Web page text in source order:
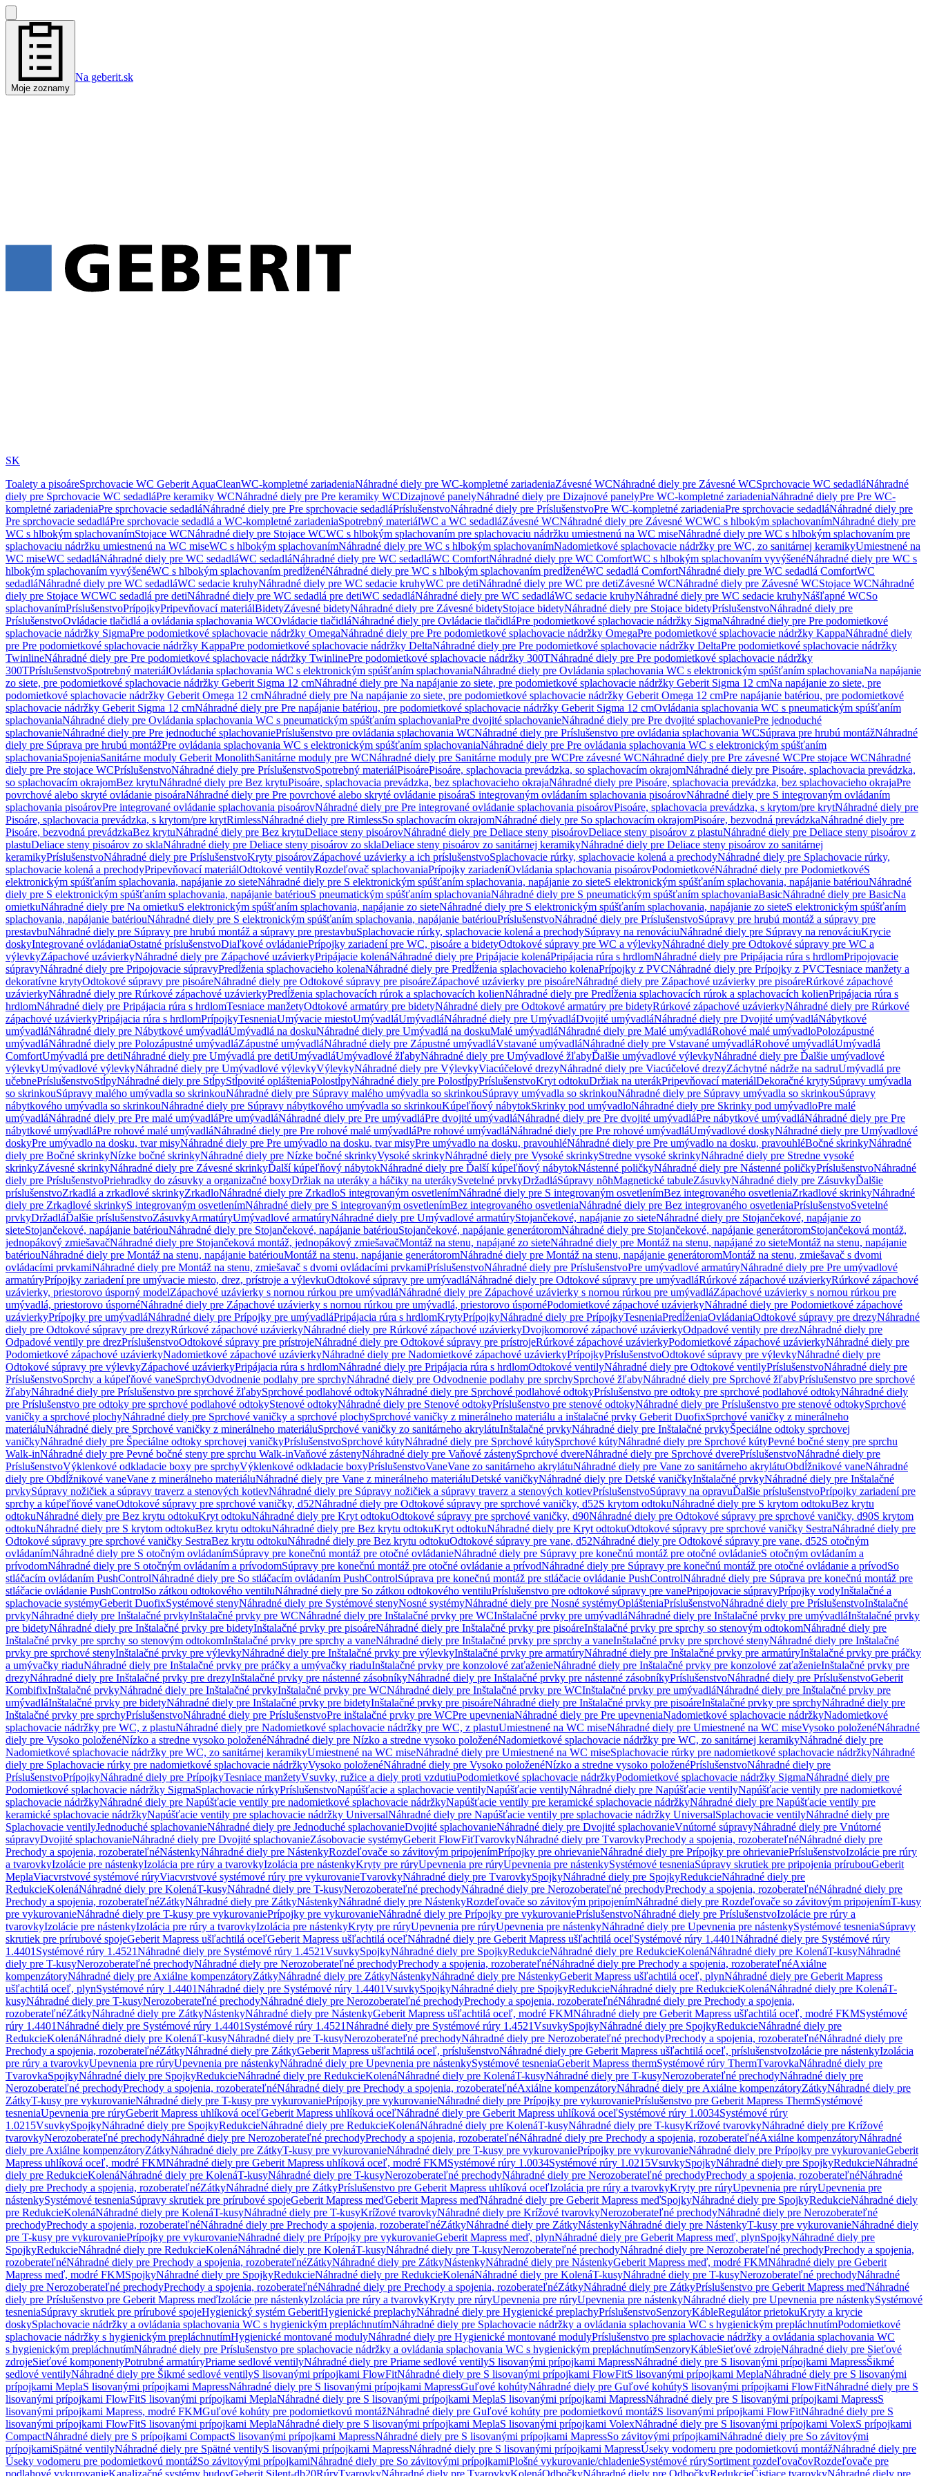
Moje zoznamy
Na geberit.sk
SK
Toalety a pisoáreSprchovacie WC Geberit AquaCleanWC-kompletné zariadeniaNáhradné diely pre WC-kompletné zariadeniaZávesné WCNáhradné diely pre Závesné WCSprchovacie WC sedadláNáhradné
diely pre Sprchovacie WC sedadláPre keramiky WCNáhradné diely pre Pre keramiky WCDizajnové panelyNáhradné diely pre Dizajnové panelyPre WC-kompletné zariadeniaNáhradné diely pre Pre WC-
kompletné zariadeniaPre sprchovacie sedadláNáhradné diely pre Pre sprchovacie sedadláPríslušenstvoNáhradné diely pre PríslušenstvoPre WC-kompletné zariadeniaPre sprchovacie sedadláNáhradné diely pre
Pre sprchovacie sedadláPre sprchovacie sedadlá a WC-kompletné zariadeniaSpotrebný materiálWC a WC sedadláZávesné WCNáhradné diely pre Závesné WCWC s hlbokým splachovanímNáhradné diely pre
WC s hlbokým splachovanímStojace WCNáhradné diely pre Stojace WCWC s hlbokým splachovaním pre splachovaciu nádržku umiestnenú na WC miseNáhradné diely pre WC s hlbokým splachovaním pre
splachovaciu nádržku umiestnenú na WC miseWC s hlbokým splachovanímNáhradné diely pre WC s hlbokým splachovanímNadomietkové splachovacie nádržky pre WC, zo sanitárnej keramikyUmiestnené na
WC miseWC sedadláNáhradné diely pre WC sedadláWC sedadláNáhradné diely pre WC sedadláWC ComfortNáhradné diely pre WC ComfortWC s hlbokým splachovaním vyvýšenéNáhradné diely pre WC s
hlbokým splachovaním vyvýšenéWC s hlbokým splachovaním predĺženéNáhradné diely pre WC s hlbokým splachovaním predĺženéWC sedadlá ComfortNáhradné diely pre WC sedadlá ComfortWC
sedadláNáhradné diely pre WC sedadláWC sedacie kruhyNáhradné diely pre WC sedacie kruhyWC pre detiNáhradné diely pre WC pre detiZávesné WCNáhradné diely pre Závesné WCStojace WCNáhradné
diely pre Stojace WCWC sedadlá pre detiNáhradné diely pre WC sedadlá pre detiWC sedadláNáhradné diely pre WC sedadláWC sedacie kruhyNáhradné diely pre WC sedacie kruhyNášľapné WCSo
splachovanímPríslušenstvoPrípojkyPripevňovací materiálBidetyZávesné bidetyNáhradné diely pre Závesné bidetyStojace bidetyNáhradné diely pre Stojace bidetyPríslušenstvoNáhradné diely pre
PríslušenstvoOvládacie tlačidlá a ovládania splachovania WCOvládacie tlačidláNáhradné diely pre Ovládacie tlačidláPre podomietkové splachovacie nádržky SigmaNáhradné diely pre Pre podomietkové
splachovacie nádržky SigmaPre podomietkové splachovacie nádržky OmegaNáhradné diely pre Pre podomietkové splachovacie nádržky OmegaPre podomietkové splachovacie nádržky KappaNáhradné diely
pre Pre podomietkové splachovacie nádržky KappaPre podomietkové splachovacie nádržky DeltaNáhradné diely pre Pre podomietkové splachovacie nádržky DeltaPre podomietkové splachovacie nádržky
TwinlineNáhradné diely pre Pre podomietkové splachovacie nádržky TwinlinePre podomietkové splachovacie nádržky 300TNáhradné diely pre Pre podomietkové splachovacie nádržky
300TPríslušenstvoSpotrebný materiálOvládania splachovania WC s elektronickým spúšťaním splachovaniaNáhradné diely pre Ovládania splachovania WC s elektronickým spúšťaním splachovaniaNa napájanie
zo siete, pre podomietkové splachovacie nádržky Geberit Sigma 12 cmNáhradné diely pre Na napájanie zo siete, pre podomietkové splachovacie nádržky Geberit Sigma 12 cmNa napájanie zo siete, pre
podomietkové splachovacie nádržky Geberit Omega 12 cmNáhradné diely pre Na napájanie zo siete, pre podomietkové splachovacie nádržky Geberit Omega 12 cmPre napájanie batériou, pre podomietkové
splachovacie nádržky Geberit Sigma 12 cmNáhradné diely pre Pre napájanie batériou, pre podomietkové splachovacie nádržky Geberit Sigma 12 cmOvládania splachovania WC s pneumatickým spúšťaním
splachovaniaNáhradné diely pre Ovládania splachovania WC s pneumatickým spúšťaním splachovaniaPre dvojité splachovanieNáhradné diely pre Pre dvojité splachovaniePre jednoduché
splachovanieNáhradné diely pre Pre jednoduché splachovaniePríslušenstvo pre ovládania splachovania WCNáhradné diely pre Príslušenstvo pre ovládania splachovania WCSúprava pre hrubú montážNáhradné
diely pre Súprava pre hrubú montážPre ovládania splachovania WC s elektronickým spúšťaním splachovaniaNáhradné diely pre Pre ovládania splachovania WC s elektronickým spúšťaním
splachovaniaSpojeniaSanitárne moduly Geberit MonolithSanitárne moduly pre WCNáhradné diely pre Sanitárne moduly pre WCPre závesné WCNáhradné diely pre Pre závesné WCPre stojace WCNáhradné
diely pre Pre stojace WCPríslušenstvoNáhradné diely pre PríslušenstvoSpotrebný materiálPisoárePisoáre, splachovacia prevádzka, so splachovacím okrajomNáhradné diely pre Pisoáre, splachovacia prevádzka,
so splachovacím okrajomBez krytuNáhradné diely pre Bez krytuPisoáre, splachovacia prevádzka, bez splachovacieho okrajaNáhradné diely pre Pisoáre, splachovacia prevádzka, bez splachovacieho okrajaPre
povrchové alebo skryté ovládanie pisoáraNáhradné diely pre Pre povrchové alebo skryté ovládanie pisoáraS integrovaným ovládaním splachovania pisoárovNáhradné diely pre S integrovaným ovládaním
splachovania pisoárovPre integrované ovládanie splachovania pisoárovNáhradné diely pre Pre integrované ovládanie splachovania pisoárovPisoáre, splachovacia prevádzka, s krytom/pre krytNáhradné diely pre
Pisoáre, splachovacia prevádzka, s krytom/pre krytRimlessNáhradné diely pre RimlessSo splachovacím okrajomNáhradné diely pre So splachovacím okrajomPisoáre, bezvodná prevádzkaNáhradné diely pre
Pisoáre, bezvodná prevádzkaBez krytuNáhradné diely pre Bez krytuDeliace steny pisoárovNáhradné diely pre Deliace steny pisoárovDeliace steny pisoárov z plastuNáhradné diely pre Deliace steny pisoárov z
plastuDeliace steny pisoárov zo sklaNáhradné diely pre Deliace steny pisoárov zo sklaDeliace steny pisoárov zo sanitárnej keramikyNáhradné diely pre Deliace steny pisoárov zo sanitárnej
keramikyPríslušenstvoNáhradné diely pre PríslušenstvoKryty pisoárovZápachové uzávierky a ich príslušenstvoSplachovacie rúrky, splachovacie kolená a prechodyNáhradné diely pre Splachovacie rúrky,
splachovacie kolená a prechodyPripevňovací materiálOdtokové ventilyRozdeľovač splachovaniaPrípojky zariadeníOvládania splachovania pisoárovPodomietkovéNáhradné diely pre PodomietkovéS
elektronickým spúšťaním splachovania, napájanie zo sieteNáhradné diely pre S elektronickým spúšťaním splachovania, napájanie zo sieteS elektronickým spúšťaním splachovania, napájanie batériouNáhradné
diely pre S elektronickým spúšťaním splachovania, napájanie batériouS pneumatickým spúšťaním splachovaniaNáhradné diely pre S pneumatickým spúšťaním splachovaniaBasicNáhradné diely pre BasicNa
omietkuNáhradné diely pre Na omietkuS elektronickým spúšťaním splachovania, napájanie zo sieteNáhradné diely pre S elektronickým spúšťaním splachovania, napájanie zo sieteS elektronickým spúšťaním
splachovania, napájanie batériouNáhradné diely pre S elektronickým spúšťaním splachovania, napájanie batériouPríslušenstvoNáhradné diely pre PríslušenstvoSúpravy pre hrubú montáž a súpravy pre
prestavbuNáhradné diely pre Súpravy pre hrubú montáž a súpravy pre prestavbuSplachovacie rúrky, splachovacie kolená a prechodySúpravy na renováciuNáhradné diely pre Súpravy na renováciuKrycie
doskyIntegrované ovládaniaOstatné príslušenstvoDiaľkové ovládaniePrípojky zariadení pre WC, pisoáre a bidetyOdtokové súpravy pre WC a výlevkyNáhradné diely pre Odtokové súpravy pre WC a
výlevkyZápachové uzávierkyNáhradné diely pre Zápachové uzávierkyPripájacie kolenáNáhradné diely pre Pripájacie kolenáPripájacia rúra s hrdlomNáhradné diely pre Pripájacia rúra s hrdlomPripojovacie
súpravyNáhradné diely pre Pripojovacie súpravyPredĺženia splachovacieho kolenaNáhradné diely pre Predĺženia splachovacieho kolenaPrípojky z PVCNáhradné diely pre Prípojky z PVCTesniace manžety a
dekoratívne krytyOdtokové súpravy pre pisoáreNáhradné diely pre Odtokové súpravy pre pisoáreZápachové uzávierky pre pisoáreNáhradné diely pre Zápachové uzávierky pre pisoáreRúrkové zápachové
uzávierkyNáhradné diely pre Rúrkové zápachové uzávierkyPredĺženia splachovacích rúrok a splachovacích kolienNáhradné diely pre Predĺženia splachovacích rúrok a splachovacích kolienPripájacia rúra s
hrdlomNáhradné diely pre Pripájacia rúra s hrdlomTesniace manžetyOdtokové armatúry pre bidetyNáhradné diely pre Odtokové armatúry pre bidetyRúrkové zápachové uzávierkyNáhradné diely pre Rúrkové
zápachové uzávierkyPripájacia rúra s hrdlomPrípojkyTesneniaUmývacie miestoUmývadláUmývadláNáhradné diely pre UmývadláDvojité umývadláNáhradné diely pre Dvojité umývadláNábytkové
umývadláNáhradné diely pre Nábytkové umývadláUmývadlá na doskuNáhradné diely pre Umývadlá na doskuMalé umývadláNáhradné diely pre Malé umývadláRohové malé umývadloPolozápustné
umývadláNáhradné diely pre Polozápustné umývadláZápustné umývadláNáhradné diely pre Zápustné umývadláVstavané umývadláNáhradné diely pre Vstavané umývadláRohové umývadláUmývadlá
ComfortUmývadlá pre detiNáhradné diely pre Umývadlá pre detiUmývadláUmývadlové žľabyNáhradné diely pre Umývadlové žľabyĎalšie umývadlové výlevkyNáhradné diely pre Ďalšie umývadlové
výlevkyUmývadlové výlevkyNáhradné diely pre Umývadlové výlevkyVýlevkyNáhradné diely pre VýlevkyViacúčelové drezyNáhradné diely pre Viacúčelové drezyZáchytné nádrže na sadruUmývadlá pre
učebnePríslušenstvoStĺpyNáhradné diely pre StĺpyStĺpovité oplášteniaPolostĺpyNáhradné diely pre PolostĺpyPríslušenstvoKryt odtokuDržiak na uterákPripevňovací materiálDekoračné krytySúpravy umývadla
so skrinkouSúpravy malého umývadla so skrinkouNáhradné diely pre Súpravy malého umývadla so skrinkouSúpravy umývadla so skrinkouNáhradné diely pre Súpravy umývadla so skrinkouSúpravy
nábytkového umývadla so skrinkouNáhradné diely pre Súpravy nábytkového umývadla so skrinkouKúpeľňový nábytokSkrinky pod umývadloNáhradné diely pre Skrinky pod umývadloPre malé
umývadláNáhradné diely pre Pre malé umývadláPre umývadláNáhradné diely pre Pre umývadláPre dvojité umývadláNáhradné diely pre Pre dvojité umývadláPre nábytkové umývadláNáhradné diely pre Pre
nábytkové umývadláPre rohové malé umývadláNáhradné diely pre Pre rohové malé umývadláPre rohové umývadláNáhradné diely pre Pre rohové umývadláUmývadlové doskyNáhradné diely pre Umývadlové
doskyPre umývadlo na dosku, tvar misyNáhradné diely pre Pre umývadlo na dosku, tvar misyPre umývadlo na dosku, pravouhléNáhradné diely pre Pre umývadlo na dosku, pravouhléBočné skrinkyNáhradné
diely pre Bočné skrinkyNízke bočné skrinkyNáhradné diely pre Nízke bočné skrinkyVysoké skrinkyNáhradné diely pre Vysoké skrinkyStredne vysoké skrinkyNáhradné diely pre Stredne vysoké
skrinkyZávesné skrinkyNáhradné diely pre Závesné skrinkyĎalší kúpeľňový nábytokNáhradné diely pre Ďalší kúpeľňový nábytokNástenné poličkyNáhradné diely pre Nástenné poličkyPríslušenstvoNáhradné
diely pre PríslušenstvoPriehradky do zásuvky a organizačné boxyDržiak na uteráky a háčiky na uterákySvetelné prvkyDržadláSúpravy nôhMagnetické tabuleZásuvkyNáhradné diely pre ZásuvkyĎalšie
príslušenstvoZrkadlá a zrkadlové skrinkyZrkadloNáhradné diely pre ZrkadloS integrovaným osvetlenímNáhradné diely pre S integrovaným osvetlenímBez integrovaného osvetleniaZrkadlové skrinkyNáhradné
diely pre Zrkadlové skrinkyS integrovaným osvetlenímNáhradné diely pre S integrovaným osvetlenímBez integrovaného osvetleniaNáhradné diely pre Bez integrovaného osvetleniaPríslušenstvoSvetelné
prvkyDržadláĎalšie príslušenstvoZásuvkyArmatúryUmývadlové armatúryNáhradné diely pre Umývadlové armatúryStojančekové, napájanie zo sieteNáhradné diely pre Stojančekové, napájanie zo
sieteStojančekové, napájanie batériouNáhradné diely pre Stojančekové, napájanie batériouStojančekové, napájanie generátoromNáhradné diely pre Stojančekové, napájanie generátoromStojančeková montáž,
jednopákový zmiešavačNáhradné diely pre Stojančeková montáž, jednopákový zmiešavačMontáž na stenu, napájané zo sieteNáhradné diely pre Montáž na stenu, napájané zo sieteMontáž na stenu, napájanie
batériouNáhradné diely pre Montáž na stenu, napájanie batériouMontáž na stenu, napájanie generátoromNáhradné diely pre Montáž na stenu, napájanie generátoromMontáž na stenu, zmiešavač s dvomi
ovládacími prvkamiNáhradné diely pre Montáž na stenu, zmiešavač s dvomi ovládacími prvkamiPríslušenstvoNáhradné diely pre PríslušenstvoPre umývadlové armatúryNáhradné diely pre Pre umývadlové
armatúryPrípojky zariadení pre umývacie miesto, drez, prístroje a výlevkuOdtokové súpravy pre umývadláNáhradné diely pre Odtokové súpravy pre umývadláRúrkové zápachové uzávierkyRúrkové zápachové
uzávierky, priestorovo úsporný modelZápachové uzávierky s nornou rúrkou pre umývadláNáhradné diely pre Zápachové uzávierky s nornou rúrkou pre umývadláZápachové uzávierky s nornou rúrkou pre
umývadlá, priestorovo úspornéNáhradné diely pre Zápachové uzávierky s nornou rúrkou pre umývadlá, priestorovo úspornéPodomietkové zápachové uzávierkyNáhradné diely pre Podomietkové zápachové
uzávierkyPrípojky pre umývadláNáhradné diely pre Prípojky pre umývadláPripájacia rúra s hrdlomKrytyPrípojkyNáhradné diely pre PrípojkyTesneniaPredĺženiaOvládaniaOdtokové súpravy pre drezyNáhradné
diely pre Odtokové súpravy pre drezyRúrkové zápachové uzávierkyNáhradné diely pre Rúrkové zápachové uzávierkyDvojkomorové zápachové uzávierkyOdpadové ventily pre drezNáhradné diely pre
Odpadové ventily pre drezPríslušenstvoOdtokové súpravy pre prístrojeNáhradné diely pre Odtokové súpravy pre prístrojeRúrkové zápachové uzávierkyPodomietkové zápachové uzávierkyNáhradné diely pre
Podomietkové zápachové uzávierkyNadomietkové zápachové uzávierkyNáhradné diely pre Nadomietkové zápachové uzávierkyPrípojkyPríslušenstvoOdtokové súpravy pre výlevkyNáhradné diely pre
Odtokové súpravy pre výlevkyZápachové uzávierkyPripájacia rúra s hrdlomNáhradné diely pre Pripájacia rúra s hrdlomOdtokové ventilyNáhradné diely pre Odtokové ventilyPríslušenstvoNáhradné diely pre
PríslušenstvoSprchy a kúpeľňové vaneSprchyOdvodnenie podlahy pre sprchyNáhradné diely pre Odvodnenie podlahy pre sprchySprchové žľabyNáhradné diely pre Sprchové žľabyPríslušenstvo pre sprchové
žľabyNáhradné diely pre Príslušenstvo pre sprchové žľabySprchové podlahové odtokyNáhradné diely pre Sprchové podlahové odtokyPríslušenstvo pre odtoky pre sprchové podlahové odtokyNáhradné diely
pre Príslušenstvo pre odtoky pre sprchové podlahové odtokyStenové odtokyNáhradné diely pre Stenové odtokyPríslušenstvo pre stenové odtokyNáhradné diely pre Príslušenstvo pre stenové odtokySprchové
vaničky a sprchové plochyNáhradné diely pre Sprchové vaničky a sprchové plochySprchové vaničky z minerálneho materiálu a inštalačné prvky Geberit DuofixSprchové vaničky z minerálneho
materiáluNáhradné diely pre Sprchové vaničky z minerálneho materiáluSprchové vaničky zo sanitárneho akrylátuInštalačné prvkyNáhradné diely pre Inštalačné prvkyŠpeciálne odtoky sprchovej
vaničkyNáhradné diely pre Špeciálne odtoky sprchovej vaničkyPríslušenstvoSprchové kútyNáhradné diely pre Sprchové kútySprchové kútyNáhradné diely pre Sprchové kútyPevné bočné steny pre sprchu
Walk-inNáhradné diely pre Pevné bočné steny pre sprchu Walk-inVaňové zástenyNáhradné diely pre Vaňové zástenySprchové dvereNáhradné diely pre Sprchové dverePríslušenstvoNáhradné diely pre
PríslušenstvoVýklenkové odkladacie boxy pre sprchyVýklenkové odkladacie boxyPríslušenstvoVaneVane zo sanitárneho akrylátuNáhradné diely pre Vane zo sanitárneho akrylátuObdĺžnikové vaneNáhradné
diely pre Obdĺžnikové vaneVane z minerálneho materiáluNáhradné diely pre Vane z minerálneho materiáluDetské vaničkyNáhradné diely pre Detské vaničkyInštalačné prvkyNáhradné diely pre Inštalačné
prvkySúpravy nožičiek a súpravy traverz a stenových kotievNáhradné diely pre Súpravy nožičiek a súpravy traverz a stenových kotievPríslušenstvoSúpravy na opravuĎalšie príslušenstvoPrípojky zariadení pre
sprchy a kúpeľňové vaneOdtokové súpravy pre sprchové vaničky, d52Náhradné diely pre Odtokové súpravy pre sprchové vaničky, d52S krytom odtokuNáhradné diely pre S krytom odtokuBez krytu
odtokuNáhradné diely pre Bez krytu odtokuKryt odtokuNáhradné diely pre Kryt odtokuOdtokové súpravy pre sprchové vaničky, d90Náhradné diely pre Odtokové súpravy pre sprchové vaničky, d90S krytom
odtokuNáhradné diely pre S krytom odtokuBez krytu odtokuNáhradné diely pre Bez krytu odtokuKryt odtokuNáhradné diely pre Kryt odtokuOdtokové súpravy pre sprchové vaničky SestraNáhradné diely pre
Odtokové súpravy pre sprchové vaničky SestraBez krytu odtokuNáhradné diely pre Bez krytu odtokuOdtokové súpravy pre vane, d52Náhradné diely pre Odtokové súpravy pre vane, d52S otočným
ovládanímNáhradné diely pre S otočným ovládanímSúpravy pre konečnú montáž pre otočné ovládanieNáhradné diely pre Súpravy pre konečnú montáž pre otočné ovládanieS otočným ovládaním a
prívodomNáhradné diely pre S otočným ovládaním a prívodomSúpravy pre konečnú montáž pre otočné ovládanie a prívodNáhradné diely pre Súpravy pre konečnú montáž pre otočné ovládanie a prívodSo
stláčacím ovládaním PushControlNáhradné diely pre So stláčacím ovládaním PushControlSúprava pre konečnú montáž pre stláčacie ovládanie PushControlNáhradné diely pre Súprava pre konečnú montáž pre
stláčacie ovládanie PushControlSo zátkou odtokového ventiluNáhradné diely pre So zátkou odtokového ventiluPríslušenstvo pre odtokové súpravy pre vanePripojovacie súpravyPrípojky vodyInštalačné a
splachovacie systémyGeberit DuofixSystémové stenyNáhradné diely pre Systémové stenyNosné systémyNáhradné diely pre Nosné systémyOplášteniaPríslušenstvoNáhradné diely pre PríslušenstvoInštalačné
prvkyNáhradné diely pre Inštalačné prvkyInštalačné prvky pre WCNáhradné diely pre Inštalačné prvky pre WCInštalačné prvky pre umývadláNáhradné diely pre Inštalačné prvky pre umývadláInštalačné prvky
pre bidetyNáhradné diely pre Inštalačné prvky pre bidetyInštalačné prvky pre pisoáreNáhradné diely pre Inštalačné prvky pre pisoáreInštalačné prvky pre sprchy so stenovým odtokomNáhradné diely pre
Inštalačné prvky pre sprchy so stenovým odtokomInštalačné prvky pre sprchy a vaneNáhradné diely pre Inštalačné prvky pre sprchy a vaneInštalačné prvky pre sprchové stenyNáhradné diely pre Inštalačné
prvky pre sprchové stenyInštalačné prvky pre výlevkyNáhradné diely pre Inštalačné prvky pre výlevkyInštalačné prvky pre armatúryNáhradné diely pre Inštalačné prvky pre armatúryInštalačné prvky pre práčky
a umývačky riaduNáhradné diely pre Inštalačné prvky pre práčky a umývačky riaduInštalačné prvky pre konzolové zaťaženieNáhradné diely pre Inštalačné prvky pre konzolové zaťaženieInštalačné prvky pre
drezyNáhradné diely pre Inštalačné prvky pre drezyInštalačné prvky pre nástenné zásobníkyNáhradné diely pre Inštalačné prvky pre nástenné zásobníkyPríslušenstvoNáhradné diely pre PríslušenstvoGeberit
KombifixInštalačné prvkyNáhradné diely pre Inštalačné prvkyInštalačné prvky pre WCNáhradné diely pre Inštalačné prvky pre WCInštalačné prvky pre umývadláNáhradné diely pre Inštalačné prvky pre
umývadláInštalačné prvky pre bidetyNáhradné diely pre Inštalačné prvky pre bidetyInštalačné prvky pre pisoáreNáhradné diely pre Inštalačné prvky pre pisoáreInštalačné prvky pre sprchyNáhradné diely pre
Inštalačné prvky pre sprchyPríslušenstvoNáhradné diely pre PríslušenstvoPre inštalačné prvky pre WCPre upevneniaNáhradné diely pre Pre upevneniaNadomietkové splachovacie nádržkyNadomietkové
splachovacie nádržky pre WC, z plastuNáhradné diely pre Nadomietkové splachovacie nádržky pre WC, z plastuUmiestnené na WC miseNáhradné diely pre Umiestnené na WC miseVysoko položenéNáhradné
diely pre Vysoko položenéNízko a stredne vysoko položenéNáhradné diely pre Nízko a stredne vysoko položenéNadomietkové splachovacie nádržky pre WC, zo sanitárnej keramikyNáhradné diely pre
Nadomietkové splachovacie nádržky pre WC, zo sanitárnej keramikyUmiestnené na WC miseNáhradné diely pre Umiestnené na WC miseSplachovacie rúrky pre nadomietkové splachovacie nádržkyNáhradné
diely pre Splachovacie rúrky pre nadomietkové splachovacie nádržkyVysoko položenéNáhradné diely pre Vysoko položenéNízko a stredne vysoko položenéPríslušenstvoNáhradné diely pre
PríslušenstvoPrípojkyNáhradné diely pre PrípojkyTesniace manžetyVsuvky, ružice a diely proti vzdutiuPodomietkové splachovacie nádržkyPodomietkové splachovacie nádržky SigmaNáhradné diely pre
Podomietkové splachovacie nádržky SigmaSplachovacie rúrkyPríslušenstvoNapúšťacie a splachovacie ventilyNapúšťacie ventilyNáhradné diely pre Napúšťacie ventilyNapúšťacie ventily pre nadomietkové
splachovacie nádržkyNáhradné diely pre Napúšťacie ventily pre nadomietkové splachovacie nádržkyNapúšťacie ventily pre keramické splachovacie nádržkyNáhradné diely pre Napúšťacie ventily pre
keramické splachovacie nádržkyNapúšťacie ventily pre splachovacie nádržky UniversalNáhradné diely pre Napúšťacie ventily pre splachovacie nádržky UniversalSplachovacie ventilyNáhradné diely pre
Splachovacie ventilyJednoduché splachovanieNáhradné diely pre Jednoduché splachovanieDvojité splachovanieNáhradné diely pre Dvojité splachovanieVnútorné súpravyNáhradné diely pre Vnútorné
súpravyDvojité splachovanieNáhradné diely pre Dvojité splachovanieZásobovacie systémyGeberit FlowFitTvarovkyNáhradné diely pre TvarovkyPrechody a spojenia, rozoberateľnéNáhradné diely pre
Prechody a spojenia, rozoberateľnéNástenkyNáhradné diely pre NástenkyRozdeľovače so závitovým pripojenímPrípojky pre ohrievanieNáhradné diely pre Prípojky pre ohrievaniePríslušenstvoIzolácie pre rúry
a tvarovkyIzolácie pre nástenkyIzolácia pre rúry a tvarovkyIzolácia pre nástenkyKryty pre rúryUpevnenia pre rúryUpevnenia pre nástenkySystémové tesneniaSúpravy skrutiek pre pripojenia prírubouGeberit
MeplaViacvrstvové systémové rúryViacvrstvové systémové rúry pre vykurovanieTvarovkyNáhradné diely pre TvarovkySpojkyNáhradné diely pre SpojkyRedukcieNáhradné diely pre
RedukcieKolenáNáhradné diely pre KolenáT-kusyNáhradné diely pre T-kusyNerozoberateľné prechodyNáhradné diely pre Nerozoberateľné prechodyPrechody a spojenia, rozoberateľnéNáhradné diely pre
Prechody a spojenia, rozoberateľnéZátkyNáhradné diely pre ZátkyNástenkyNáhradné diely pre NástenkyRozdeľovače so závitovým pripojenímNáhradné diely pre Rozdeľovače so závitovým pripojenímT-kusy
pre vykurovanieNáhradné diely pre T-kusy pre vykurovaniePrípojky pre vykurovanieNáhradné diely pre Prípojky pre vykurovaniePríslušenstvoNáhradné diely pre PríslušenstvoIzolácie pre rúry a
tvarovkyIzolácie pre nástenkyIzolácia pre rúry a tvarovkyIzolácia pre nástenkyKryty pre rúryUpevnenia pre rúryUpevnenia pre nástenkyNáhradné diely pre Upevnenia pre nástenkySystémové tesneniaSúpravy
skrutiek pre prírubové spojeGeberit Mapress ušľachtilá oceľGeberit Mapress ušľachtilá oceľNáhradné diely pre Geberit Mapress ušľachtilá oceľSystémové rúry 1.4401Náhradné diely pre Systémové rúry
1.4401 Systémové rúry 1.4521Náhradné diely pre Systémové rúry 1.4521VsuvkySpojkyNáhradné diely pre SpojkyRedukcieNáhradné diely pre RedukcieKolenáNáhradné diely pre KolenáT-kusyNáhradné
diely pre T-kusyNerozoberateľné prechodyNáhradné diely pre Nerozoberateľné prechodyPrechody a spojenia, rozoberateľnéNáhradné diely pre Prechody a spojenia, rozoberateľnéAxiálne
kompenzátoryNáhradné diely pre Axiálne kompenzátoryZátkyNáhradné diely pre ZátkyNástenkyNáhradné diely pre NástenkyGeberit Mapress ušľachtilá oceľ, plynNáhradné diely pre Geberit Mapress
ušľachtilá oceľ, plynSystémové rúry 1.4401Náhradné diely pre Systémové rúry 1.4401VsuvkySpojkyNáhradné diely pre SpojkyRedukcieNáhradné diely pre RedukcieKolenáNáhradné diely pre KolenáT-
kusyNáhradné diely pre T-kusyNerozoberateľné prechodyNáhradné diely pre Nerozoberateľné prechodyPrechody a spojenia, rozoberateľnéNáhradné diely pre Prechody a spojenia,
rozoberateľnéZátkyNáhradné diely pre ZátkyNástenkyNáhradné diely pre NástenkyGeberit Mapress ušľachtilá oceľ, modré FKMNáhradné diely pre Geberit Mapress ušľachtilá oceľ, modré FKMSystémové
rúry 1.4401Náhradné diely pre Systémové rúry 1.4401 Systémové rúry 1.4521Náhradné diely pre Systémové rúry 1.4521VsuvkySpojkyNáhradné diely pre SpojkyRedukcieNáhradné diely pre
RedukcieKolenáNáhradné diely pre KolenáT-kusyNáhradné diely pre T-kusyNerozoberateľné prechodyNáhradné diely pre Nerozoberateľné prechodyPrechody a spojenia, rozoberateľnéNáhradné diely pre
Prechody a spojenia, rozoberateľnéZátkyNáhradné diely pre ZátkyGeberit Mapress ušľachtilá oceľ, príslušenstvoNáhradné diely pre Geberit Mapress ušľachtilá oceľ, príslušenstvoIzolácie pre nástenkyIzolácia
pre rúry a tvarovkyUpevnenia pre rúryUpevnenia pre nástenkyNáhradné diely pre Upevnenia pre nástenkySystémové tesneniaGeberit Mapress thermSystémové rúry ThermTvarovkaNáhradné diely pre
TvarovkaSpojkyNáhradné diely pre SpojkyRedukcieNáhradné diely pre RedukcieKolenáNáhradné diely pre KolenáT-kusyNáhradné diely pre T-kusyNerozoberateľné prechodyNáhradné diely pre
Nerozoberateľné prechodyPrechody a spojenia, rozoberateľnéNáhradné diely pre Prechody a spojenia, rozoberateľnéAxiálne kompenzátoryNáhradné diely pre Axiálne kompenzátoryZátkyNáhradné diely pre
ZátkyT-kusy pre vykurovanieNáhradné diely pre T-kusy pre vykurovaniePrípojky pre vykurovanieNáhradné diely pre Prípojky pre vykurovaniePríslušenstvo pre Geberit Mapress ThermSystémové
tesneniaUpevnenia pre rúryGeberit Mapress uhlíková oceľGeberit Mapress uhlíková oceľNáhradné diely pre Geberit Mapress uhlíková oceľSystémové rúry 1.0034Systémové rúry
1.0215VsuvkySpojkyNáhradné diely pre SpojkyRedukcieNáhradné diely pre RedukcieKolenáNáhradné diely pre KolenáT-kusyNáhradné diely pre T-kusyKrížové tvarovkyNáhradné diely pre Krížové
tvarovkyNerozoberateľné prechodyNáhradné diely pre Nerozoberateľné prechodyPrechody a spojenia, rozoberateľnéNáhradné diely pre Prechody a spojenia, rozoberateľnéAxiálne kompenzátoryNáhradné
diely pre Axiálne kompenzátoryZátkyNáhradné diely pre ZátkyT-kusy pre vykurovanieNáhradné diely pre T-kusy pre vykurovaniePrípojky pre vykurovanieNáhradné diely pre Prípojky pre vykurovanieGeberit
Mapress uhlíková oceľ, modré FKMNáhradné diely pre Geberit Mapress uhlíková oceľ, modré FKMSystémové rúry 1.0034Systémové rúry 1.0215VsuvkySpojkyNáhradné diely pre SpojkyRedukcieNáhradné
diely pre RedukcieKolenáNáhradné diely pre KolenáT-kusyNáhradné diely pre T-kusyNerozoberateľné prechodyNáhradné diely pre Nerozoberateľné prechodyPrechody a spojenia, rozoberateľnéNáhradné
diely pre Prechody a spojenia, rozoberateľnéZátkyNáhradné diely pre ZátkyPríslušenstvo pre Geberit Mapress uhlíková oceľIzolácia pre rúry a tvarovkyKryty pre rúryUpevnenia pre rúryUpevnenia pre
nástenkySystémové tesneniaSúpravy skrutiek pre prírubové spojeGeberit Mapress meďGeberit Mapress meďNáhradné diely pre Geberit Mapress meďSpojkyNáhradné diely pre SpojkyRedukcieNáhradné diely
pre RedukcieKolenáNáhradné diely pre KolenáT-kusyNáhradné diely pre T-kusyKrížové tvarovkyNáhradné diely pre Krížové tvarovkyNerozoberateľné prechodyNáhradné diely pre Nerozoberateľné
prechodyPrechody a spojenia, rozoberateľnéNáhradné diely pre Prechody a spojenia, rozoberateľnéZátkyNáhradné diely pre ZátkyNástenkyNáhradné diely pre NástenkyT-kusy pre vykurovanieNáhradné diely
pre T-kusy pre vykurovaniePrípojky pre vykurovanieNáhradné diely pre Prípojky pre vykurovanieGeberit Mapress meď, plynNáhradné diely pre Geberit Mapress meď, plynSpojkyNáhradné diely pre
SpojkyRedukcieNáhradné diely pre RedukcieKolenáNáhradné diely pre KolenáT-kusyNáhradné diely pre T-kusyNerozoberateľné prechodyNáhradné diely pre Nerozoberateľné prechodyPrechody a spojenia,
rozoberateľnéNáhradné diely pre Prechody a spojenia, rozoberateľnéZátkyNáhradné diely pre ZátkyNástenkyNáhradné diely pre NástenkyGeberit Mapress meď, modré FKMNáhradné diely pre Geberit
Mapress meď, modré FKMSpojkyNáhradné diely pre SpojkyRedukcieNáhradné diely pre RedukcieKolenáNáhradné diely pre KolenáT-kusyNáhradné diely pre T-kusyNerozoberateľné prechodyNáhradné
diely pre Nerozoberateľné prechodyPrechody a spojenia, rozoberateľnéNáhradné diely pre Prechody a spojenia, rozoberateľnéZátkyNáhradné diely pre ZátkyPríslušenstvo pre Geberit Mapress meďNáhradné
diely pre Príslušenstvo pre Geberit Mapress meďIzolácie pre nástenkyIzolácia pre rúry a tvarovkyKryty pre rúryUpevnenia pre rúryUpevnenia pre nástenkyNáhradné diely pre Upevnenia pre nástenkySystémové
tesneniaSúpravy skrutiek pre prírubové spojeHygienický systém GeberitHygienické preplachyNáhradné diely pre Hygienické preplachyPríslušenstvoSenzoryKábleRegulátor prietokuKryty a krycie
doskySplachovacie nádržky a ovládania splachovania WC s hygienickým prepláchnutímNáhradné diely pre Splachovacie nádržky a ovládania splachovania WC s hygienickým prepláchnutímPodomietkové
splachovacie nádržky s hygienickým prepláchnutímHygienické montované modulyNáhradné diely pre Hygienické montované modulyPríslušenstvo pre splachovacie nádržky a ovládania splachovania WC
s hygienickým prepláchnutímNáhradné diely pre Príslušenstvo pre splachovacie nádržky a ovládania splachovania WC s hygienickým prepláchnutímSenzoryKábleSieťové zdrojeNáhradné diely pre Sieťové
zdrojeSieťové komponentyPotrubné armatúryPriame sedlové ventilyNáhradné diely pre Priame sedlové ventilyS lisovanými prípojkami MapressNáhradné diely pre S lisovanými prípojkami MapressŠikmé
sedlové ventilyNáhradné diely pre Šikmé sedlové ventilyS lisovanými prípojkami FlowFitNáhradné diely pre S lisovanými prípojkami FlowFitS lisovanými prípojkami MeplaNáhradné diely pre S lisovanými
prípojkami MeplaS lisovanými prípojkami MapressNáhradné diely pre S lisovanými prípojkami MapressGuľové kohútyNáhradné diely pre Guľové kohútyS lisovanými prípojkami FlowFitNáhradné diely pre S
lisovanými prípojkami FlowFitS lisovanými prípojkami MeplaNáhradné diely pre S lisovanými prípojkami MeplaS lisovanými prípojkami MapressNáhradné diely pre S lisovanými prípojkami MapressS
lisovanými prípojkami Mapress, modré FKMGuľové kohúty pre podomietkovú montážNáhradné diely pre Guľové kohúty pre podomietkovú montážS lisovanými prípojkami FlowFitNáhradné diely pre S
lisovanými prípojkami FlowFitS lisovanými prípojkami MeplaNáhradné diely pre S lisovanými prípojkami MeplaS lisovanými prípojkami VolexNáhradné diely pre S lisovanými prípojkami VolexS prípojkami
CompactNáhradné diely pre S prípojkami CompactS lisovanými prípojkami MapressNáhradné diely pre S lisovanými prípojkami MapressSo závitovými prípojkamiNáhradné diely pre So závitovými
prípojkamiSpätné ventilyNáhradné diely pre Spätné ventilyS lisovanými prípojkami MapressNáhradné diely pre S lisovanými prípojkami MapressÚseky vodomeru pre podomietkovú montážNáhradné diely pre
Úseky vodomeru pre podomietkovú montážSo závitovými prípojkamiNáhradné diely pre So závitovými prípojkamiPlošné vykurovanie/chladenieSystémové rúrySortiment rozdeľovačovRozdeľovače pre
podlahové vykurovanieKanalizačné systémy budovGeberit Silent-db20RúryTvarovkyNáhradné diely pre TvarovkyKolenáOdbočkyNáhradné diely pre OdbočkyRedukcieČistiace tvarovkyNáhradné diely pre